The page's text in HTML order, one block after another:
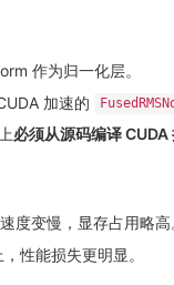
作为归一化层。
加速的
必须从源码编译 CUDA
度变慢，显存占用略高
性能损失更明显。